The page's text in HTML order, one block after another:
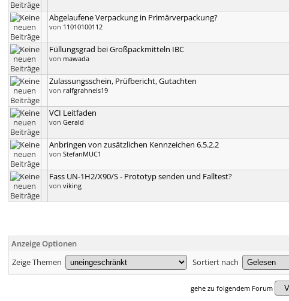
Abgelaufene Verpackung in Primärverpackung?
von 11010100112
Füllungsgrad bei Großpackmitteln IBC
von mawada
Zulassungsschein, Prüfbericht, Gutachten
von ralfgrahneis19
VCI Leitfaden
von Gerald
Anbringen von zusätzlichen Kennzeichen 6.5.2.2
von StefanMUC1
Fass UN-1H2/X90/S - Prototyp senden und Falltest?
von viking
Anzeige Optionen
Zeige Themen
Sortiert nach
gehe zu folgendem Forum